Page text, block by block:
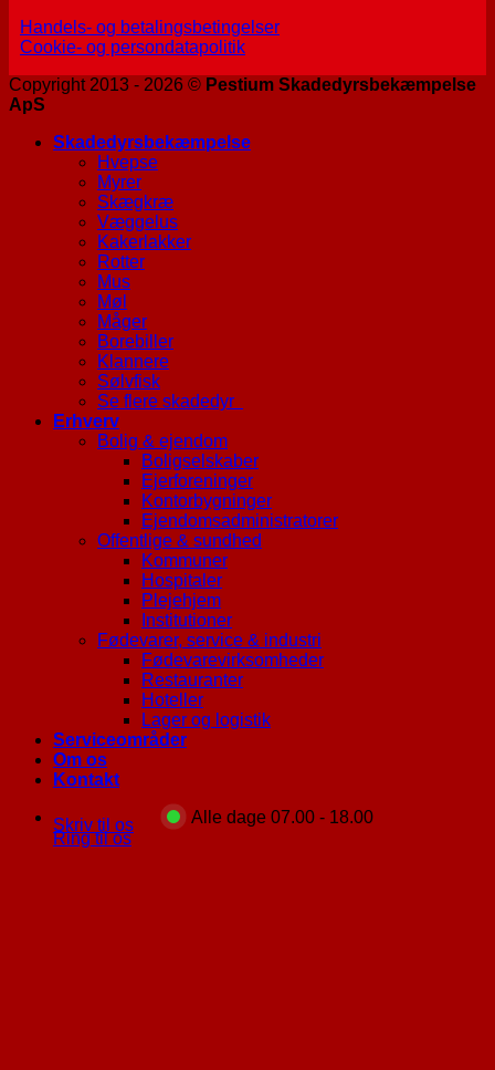
Handels- og betalingsbetingelser
Cookie- og persondatapolitik
Copyright 2013 - 2026 © Pestium Skadedyrsbekæmpelse
ApS
Skadedyrsbekæmpelse
Hvepse
Myrer
Skægkræ
Væggelus
Kakerlakker
Rotter
Mus
Møl
Måger
Borebiller
Klannere
Sølvfisk
Se flere skadedyr
Erhverv
Bolig & ejendom
Boligselskaber
Ejerforeninger
Kontorbygninger
Ejendomsadministratorer
Offentlige & sundhed
Kommuner
Hospitaler
Plejehjem
Institutioner
Fødevarer, service & industri
Fødevarevirksomheder
Restauranter
Hoteller
Lager og logistik
Serviceområder
Om os
Kontakt
Alle dage 07.00 - 18.00
Ring til os
Skriv til os